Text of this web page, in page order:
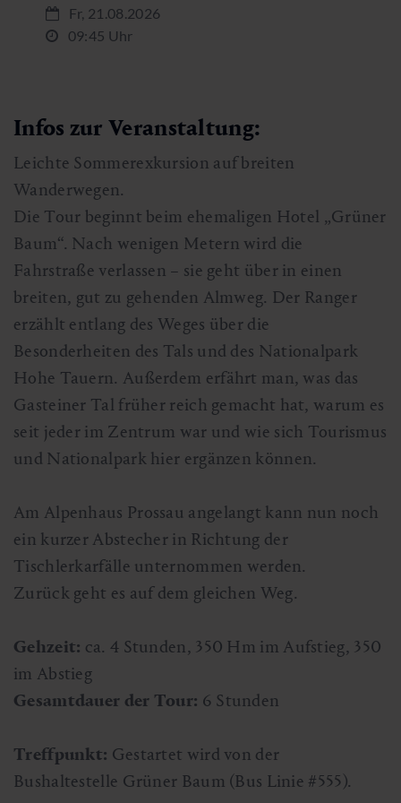
Fr, 21.08.2026
09:45 Uhr
Infos zur Veranstaltung:
Leichte Sommerexkursion auf breiten
Wanderwegen.
Die Tour beginnt beim ehemaligen Hotel „Grüner
Baum“. Nach wenigen Metern wird die
Fahrstraße verlassen – sie geht über in einen
breiten, gut zu gehenden Almweg. Der Ranger
erzählt entlang des Weges über die
Besonderheiten des Tals und des Nationalpark
Hohe Tauern. Außerdem erfährt man, was das
Gasteiner Tal früher reich gemacht hat, warum es
seit jeder im Zentrum war und wie sich Tourismus
und Nationalpark hier ergänzen können.
Am Alpenhaus Prossau angelangt kann nun noch
ein kurzer Abstecher in Richtung der
Tischlerkarfälle unternommen werden.
Zurück geht es auf dem gleichen Weg.
Gehzeit: ca. 4 Stunden, 350 Hm im Aufstieg, 350
im Abstieg
Gesamtdauer der Tour: 6 Stunden
Treffpunkt: Gestartet wird von der
Bushaltestelle Grüner Baum (Bus Linie #555).